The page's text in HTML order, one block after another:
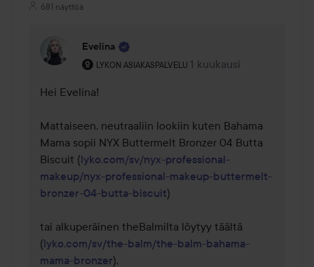
681 näyttöä
Evelina
LYKON ASIAKASPALVELU
Käyttäjän rooli: Lykon asiakaspalvelu .
1 kuukausi
Kommentti lisättiin 1
Hei Evelina!
Mattaiseen, neutraaliin lookiin kuten Bahama
Mama sopii NYX Buttermelt Bronzer 04 Butta
Biscuit (lyko.com/sv/nyx-professional-
makeup/nyx-professional-makeup-buttermelt-
bronzer-04-butta-biscuit)
tai alkuperäinen theBalmilta löytyy täältä
(lyko.com/sv/the-balm/the-balm-bahama-
mama-bronzer).